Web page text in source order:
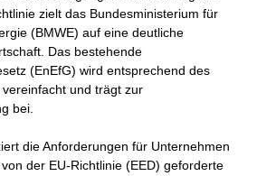
zielt das Bundesministerium für
(BMWE) auf eine deutliche
Das bestehende
(EnEfG) wird entsprechend des
und trägt zur
bei.
die Anforderungen für Unternehmen
der EU-Richtlinie (EED) geforderte